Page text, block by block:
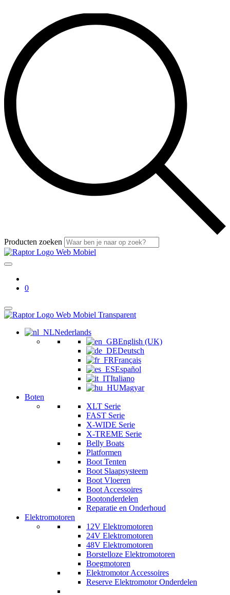
Producten zoeken
0
Nederlands
English (UK)
Deutsch
Français
Español
Italiano
Magyar
Boten
XLT Serie
FAST Serie
X-WIDE Serie
X-TREME Serie
Belly Boats
Platformen
Boot Tenten
Boot Slaapsysteem
Boot Vloeren
Boot Accessoires
Bootonderdelen
Reparatie en Onderhoud
Elektromotoren
12V Elektromotoren
24V Elektromotoren
48V Elektromotoren
Borstelloze Elektromotoren
Boegmotoren
Elektromotor Accessoires
Reserve Elektromotor Onderdelen